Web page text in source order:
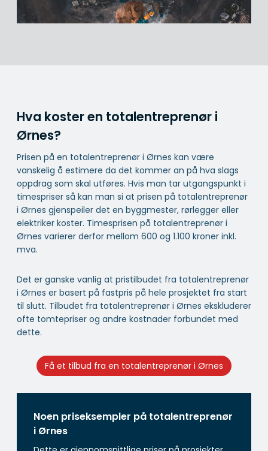
Hva koster en totalentreprenør i
Ørnes?
Prisen på en totalentreprenør i Ørnes kan være
vanskelig å estimere da det kommer an på hva slags
oppdrag som skal utføres. Hvis man tar utgangspunkt i
timespriser så kan man si at prisen på totalentreprenør
i Ørnes gjenspeiler det en byggmester, rørlegger eller
elektriker koster. Timesprisen på totalentreprenør i
Ørnes varierer derfor mellom 600 og 1.100 kroner inkl.
mva.
Det er ganske vanlig at pristilbudet fra totalentreprenør
i Ørnes er basert på fastpris på hele prosjektet fra start
til slutt. Tilbudet fra totalentreprenør i Ørnes ekskluderer
ofte tomtepriser og andre kostnader forbundet med
dette.
Få et tilbud fra en totalentreprenør i Ørnes
Noen priseksempler på totalentreprenør
i Ørnes